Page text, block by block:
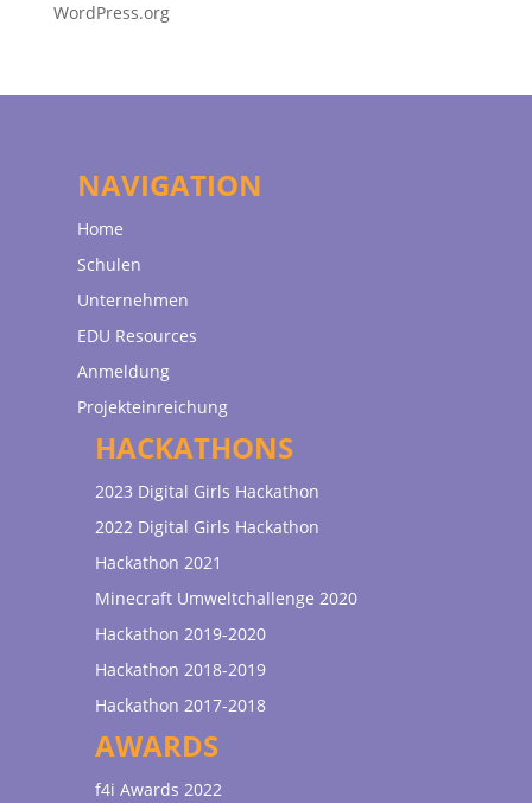
WordPress.org
NAVIGATION
Home
Schulen
Unternehmen
EDU Resources
Anmeldung
Projekteinreichung
HACKATHONS
2023 Digital Girls Hackathon
2022 Digital Girls Hackathon
Hackathon 2021
Minecraft Umweltchallenge 2020
Hackathon 2019-2020
Hackathon 2018-2019
Hackathon 2017-2018
AWARDS
f4i Awards 2022